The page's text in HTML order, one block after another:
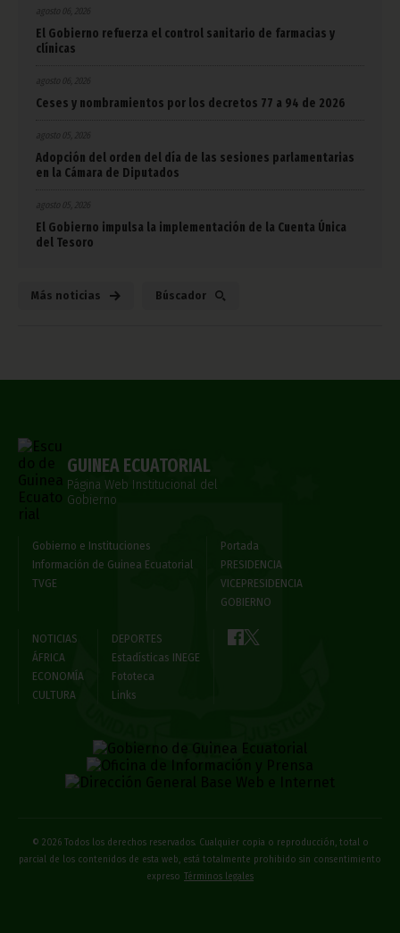
agosto 06, 2026
El Gobierno refuerza el control sanitario de farmacias y
clínicas
agosto 06, 2026
Ceses y nombramientos por los decretos 77 a 94 de 2026
agosto 05, 2026
Adopción del orden del día de las sesiones parlamentarias
en la Cámara de Diputados
agosto 05, 2026
El Gobierno impulsa la implementación de la Cuenta Única
del Tesoro
Más noticias Búscador
GUINEA ECUATORIAL
Página Web Institucional del
Gobierno
Gobierno e Instituciones
Información de Guinea Ecuatorial
TVGE
Portada
PRESIDENCIA
VICEPRESIDENCIA
GOBIERNO
NOTICIAS
ÁFRICA
ECONOMÍA
CULTURA
DEPORTES
Estadísticas INEGE
Fototeca
Links
© 2026 Todos los derechos reservados. Cualquier copia o reproducción, total o
parcial de los contenidos de esta web, está totalmente prohibido sin consentimiento
expreso Términos legales